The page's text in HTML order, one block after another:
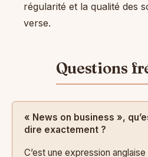
régularité et la qualité des
verse.
« News on business »,
dire exactement ?
C’est une expression